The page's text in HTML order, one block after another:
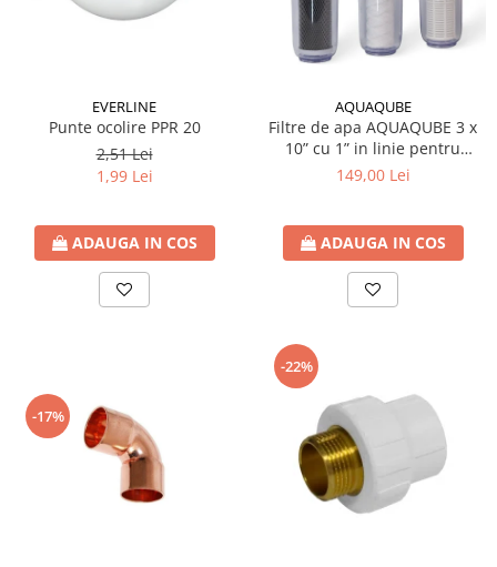
Element fixare in fundatie
Placa perforata
Coltar plat fereastra
Coltari pentru unirea grinzilor
Coltar ranforsat
Coltar asamblare
Papuc reazem
Console raft
Ustensile Gradina
EVERLINE
Punte ocolire PPR 20
2,51 Lei
1,99 Lei
ADAUGA IN COS
AQUAQUBE
Filtre de apa AQUAQUBE 3 x
10” cu 1” in linie pentru
filtrare mecanica cu 3 cartuse
149,00 Lei
ADAUGA IN COS
-17%
-22%